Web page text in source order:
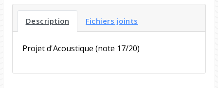
Description Fichiers joints
Projet d'Acoustique (note 17/20)